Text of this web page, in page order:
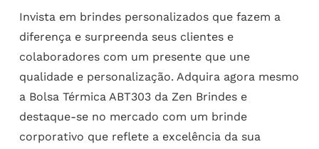
Invista em brindes personalizados que fazem a
diferença e surpreenda seus clientes e
colaboradores com um presente que une
qualidade e personalização. Adquira agora mesmo
a Bolsa Térmica ABT303 da Zen Brindes e
destaque-se no mercado com um brinde
corporativo que reflete a excelência da sua